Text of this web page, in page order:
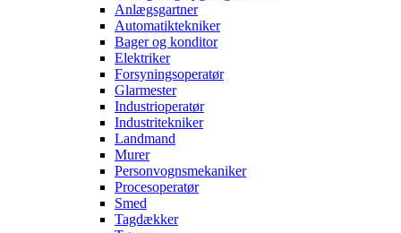
Anlægsgartner
Automatiktekniker
Bager og konditor
Elektriker
Forsyningsoperatør
Glarmester
Industrioperatør
Industritekniker
Landmand
Murer
Personvognsmekaniker
Procesoperatør
Smed
Tagdækker